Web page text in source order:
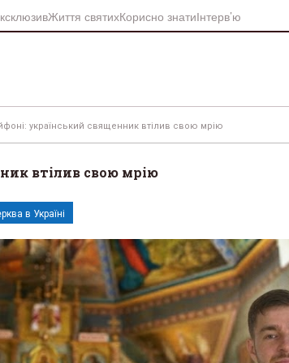
Життя святихКорисно знатиІнтерв’ю
український священник втілив свою мрію
втілив свою мрію
в Україні